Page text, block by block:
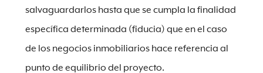
salvaguardarlos hasta que se cumpla la finalidad
específica determinada (fiducia) que en el caso
de los negocios inmobiliarios hace referencia al
punto de equilibrio del proyecto.